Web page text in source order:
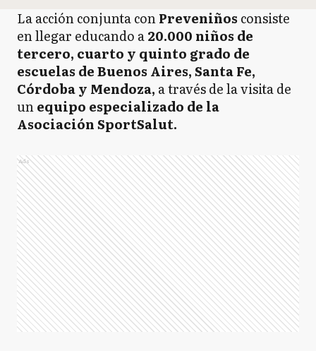
La acción conjunta conPreveniños consiste
en llegar educando a20.000 niños de
tercero, cuarto y quinto grado de
escuelas de Buenos Aires, Santa Fe,
Córdoba y Mendoza, a través de la visita de
unequipo especializado de la
Asociación SportSalut.
Ads